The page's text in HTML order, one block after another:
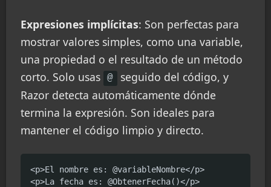
Expresiones implícitas: Son perfectas para
mostrar valores simples, como una variable,
una propiedad o el resultado de un método
corto. Solo usas
@
seguido del código, y
Razor detecta automáticamente dónde
termina la expresión. Son ideales para
mantener el código limpio y directo.
<p>El nombre es: @variableNombre</p>
<p>La fecha es: @ObtenerFecha()</p>